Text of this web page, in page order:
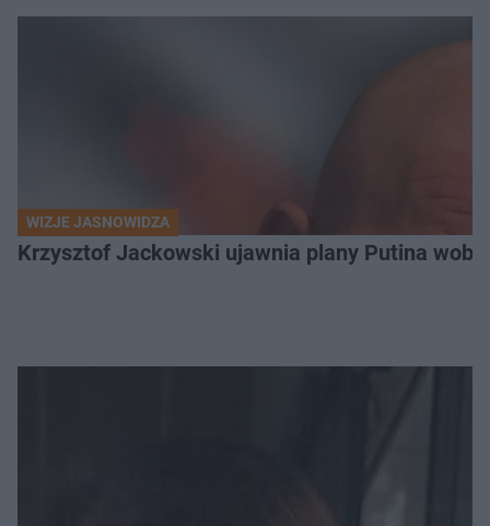
WIZJE JASNOWIDZA
Krzysztof Jackowski ujawnia plany Putina